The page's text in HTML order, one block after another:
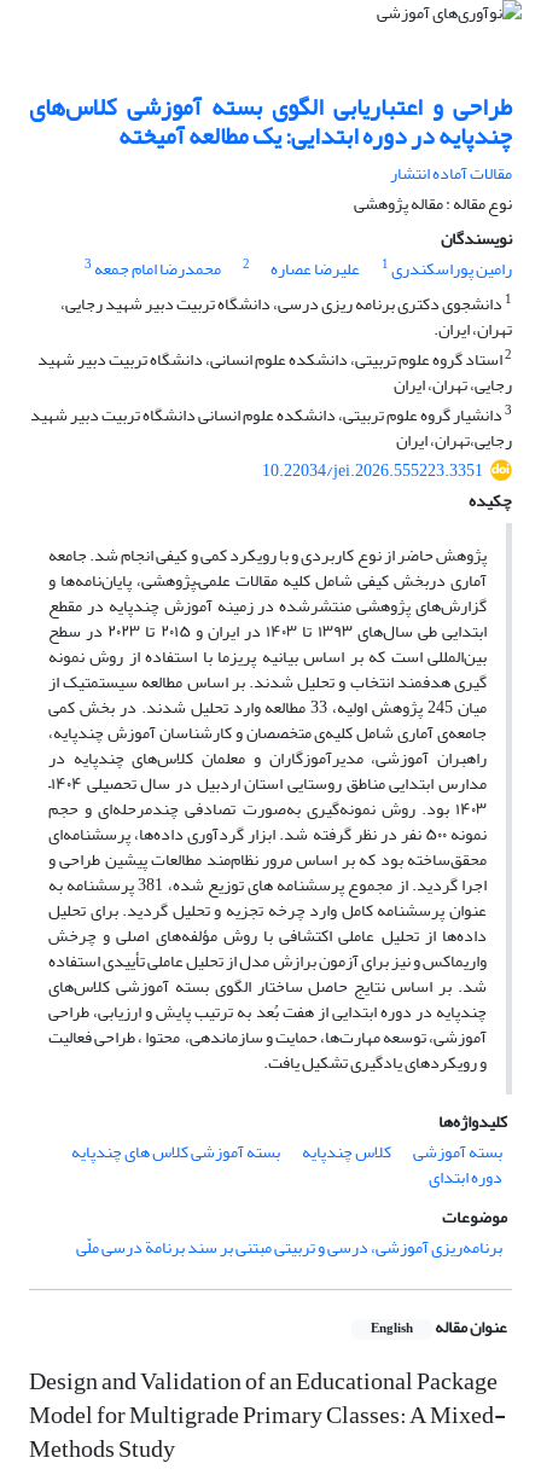
طراحی و اعتباریابی الگوی بسته آموزشی کلاس‌های
چندپایه در دوره ابتدایی: یک مطالعه آمیخته
مقالات آماده انتشار
نوع مقاله : مقاله پژوهشی
نویسندگان
رامین پوراسکندری1 علیرضا عصاره 2 محمدرضا امام جمعه 3
1 دانشجوی دکتری برنامه ریزی درسی، دانشگاه تربیت دبیر شهید رجایی،
تهران، ایران.
2استاد گروه علوم تربیتی، دانشکده علوم انسانی، دانشگاه تربیت دبیر شهید
رجایی، تهران، ایران
3دانشیار گروه علوم تربیتی، دانشکده علوم انسانی دانشگاه تربیت دبیر شهید
رجایی،تهران، ایران
10.22034/jei.2026.555223.3351
چکیده
پژوهش حاضر از نوع کاربردی و با رویکرد کمی و کیفی انجام شد. جامعه
آماری دربخش کیفی شامل کلیه مقالات علمی–پژوهشی، پایان‌نامه‌ها و
گزارش‌های پژوهشی منتشرشده در زمینه آموزش چندپایه در مقطع
ابتدایی طی سال‌های ۱۳۹۳ تا ۱۴۰۳ در ایران و ۲۰۱۵ تا ۲۰۲۳ در سطح
بین‌المللی است که بر اساس بیانیه پریزما با استفاده از روش نمونه
گیری هدفمند انتخاب و تحلیل شدند. بر اساس مطالعه سیستمتیک از
میان 245 پژوهش اولیه، 33 مطالعه وارد تحلیل شدند. در بخش کمی
جامعه‌ی آماری شامل کلیه‌ی متخصصان و کارشناسان آموزش چندپایه،
راهبران آموزشی، مدیرآموزگاران و معلمان کلاس‌های چندپایه در
مدارس ابتدایی مناطق روستایی استان اردبیل در سال تحصیلی ۱۴۰۴–
۱۴۰۳ بود. روش نمونه‌گیری به‌صورت تصادفی چندمرحله‌ای و حجم
نمونه ۵۰۰ نفر در نظر گرفته شد. ابزار گردآوری داده‌ها، پرسشنامه‌ای
محقق‌ساخته بود که بر اساس مرور نظام‌مند مطالعات پیشین طراحی و
اجرا گردید. از مجموع پرسشنامه های توزیع شده، 381 پرسشنامه به
عنوان پرسشنامه کامل وارد چرخه تجزیه و تحلیل گردید. برای تحلیل
داده‌ها از تحلیل عاملی اکتشافی با روش مؤلفه‌های اصلی و چرخش
واریماکس و نیز برای آزمون برازش مدل از تحلیل عاملی تأییدی استفاده
شد. بر اساس نتایج حاصل ساختار الگوی بسته آموزشی کلاس‌های
چندپایه در دوره ابتدایی از هفت بُعد به ترتیب پایش و ارزیابی، طراحی
آموزشی، توسعه مهارت‌ها، حمایت و سازماندهی، محتوا ، طراحی فعالیت
و رویکردهای یادگیری تشکیل یافت.
کلیدواژه‌ها
بسته آموزشی
کلاس چندپایه بسته آموزشی کلاس های چندپایه
دوره ابتدای
موضوعات
برنامه‌ریزی آموزشی، درسی و تربیتی مبتنی بر سند برنامة درسی ملّی
عنوان مقاله English
Design and Validation of an Educational Package
Model for Multigrade Primary Classes: A Mixed-
Methods Study